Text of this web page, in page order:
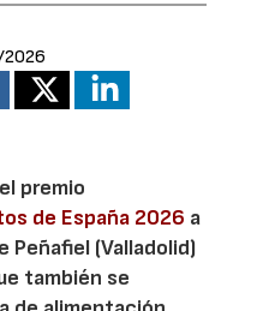
premio
de España 2026 a
Peñafiel (Valladolid)
también se